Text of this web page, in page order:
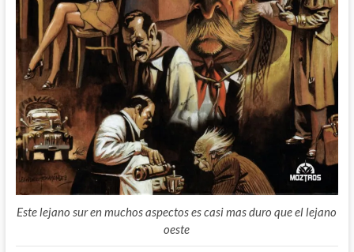
Este lejano sur en muchos aspectos es casi mas duro que el lejano
oeste